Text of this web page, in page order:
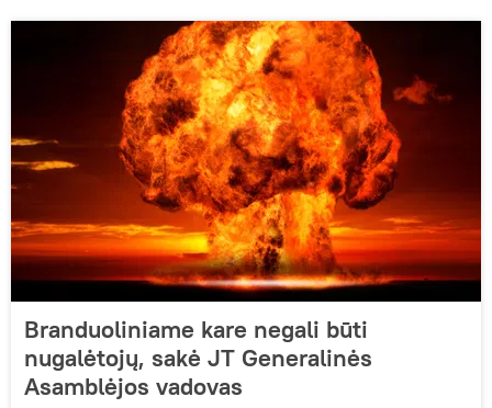
Branduoliniame kare negali būti
nugalėtojų, sakė JT Generalinės
Asamblėjos vadovas